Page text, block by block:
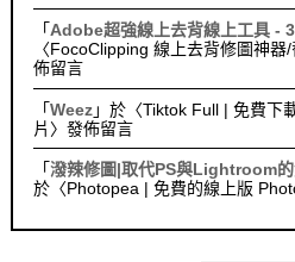
「 Adobe超強線上去背線上工具 -
〈FocoClipping 線上去背修圖神器
佈留言
「Weez」於〈Tiktok Full | 免費下
片 〉發佈留言
「潑辣修圖|取代PS與Lightroom
於〈Photopea | 免費的線上版